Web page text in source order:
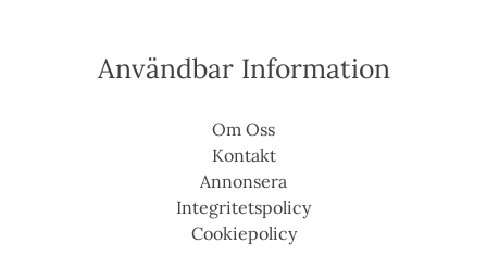
Användbar Information
Om Oss
Kontakt
Annonsera
Integritetspolicy
Cookiepolicy